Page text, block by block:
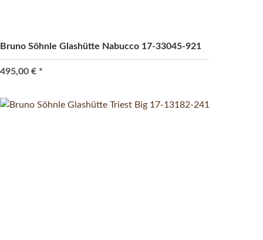
Bruno Söhnle Glashütte Nabucco 17-33045-921
495,00 € *